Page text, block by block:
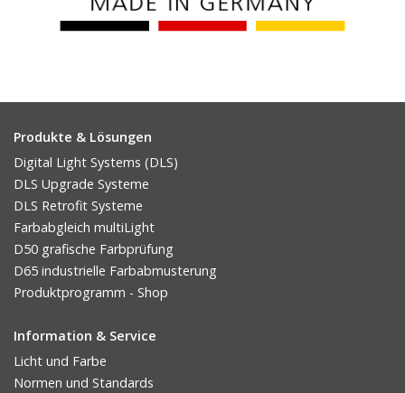
Produkte & Lösungen
Digital Light Systems (DLS)
DLS Upgrade Systeme
DLS Retrofit Systeme
Farbabgleich multiLight
D50 grafische Farbprüfung
D65 industrielle Farbabmusterung
Produktprogramm - Shop
Information & Service
Licht und Farbe
Normen und Standards